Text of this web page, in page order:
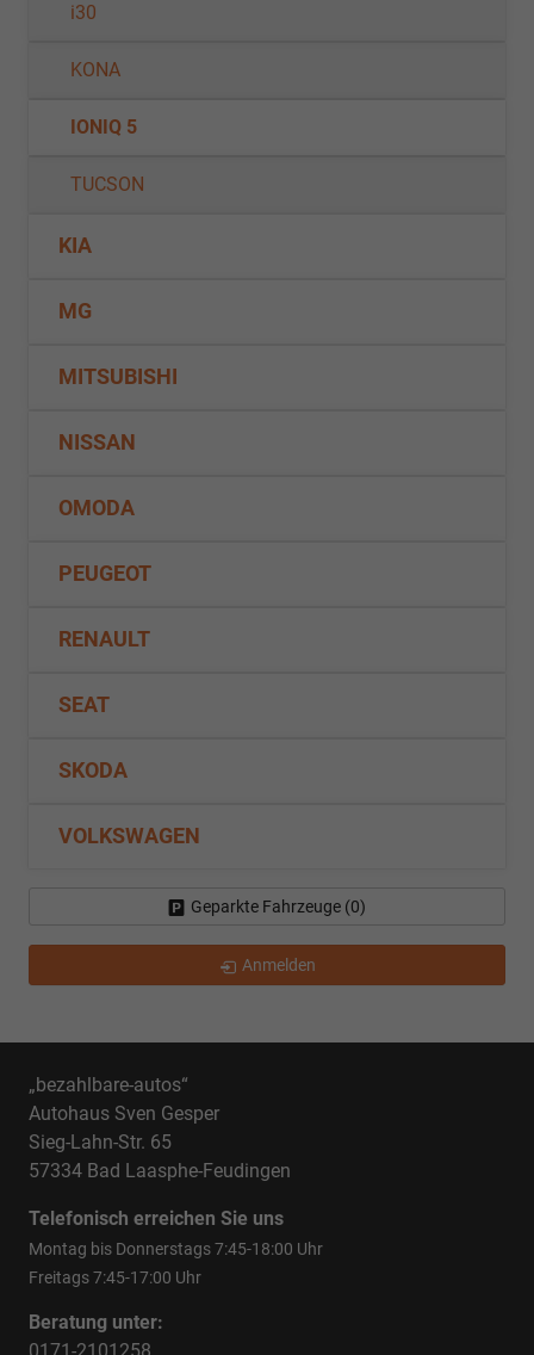
i30
KONA
IONIQ 5
TUCSON
KIA
MG
MITSUBISHI
NISSAN
OMODA
PEUGEOT
RENAULT
SEAT
SKODA
VOLKSWAGEN
Geparkte Fahrzeuge (0)
Anmelden
„bezahlbare-autos“
Autohaus Sven Gesper
Sieg-Lahn-Str. 65
57334 Bad Laasphe-Feudingen
Telefonisch erreichen Sie uns
Montag bis Donnerstags 7:45-18:00 Uhr
Freitags 7:45-17:00 Uhr
Beratung unter: